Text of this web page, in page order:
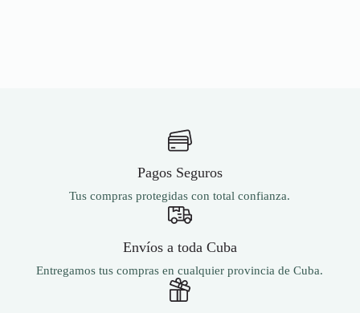
Pagos Seguros
Tus compras protegidas con total confianza.
Envíos a toda Cuba
Entregamos tus compras en cualquier provincia de Cuba.